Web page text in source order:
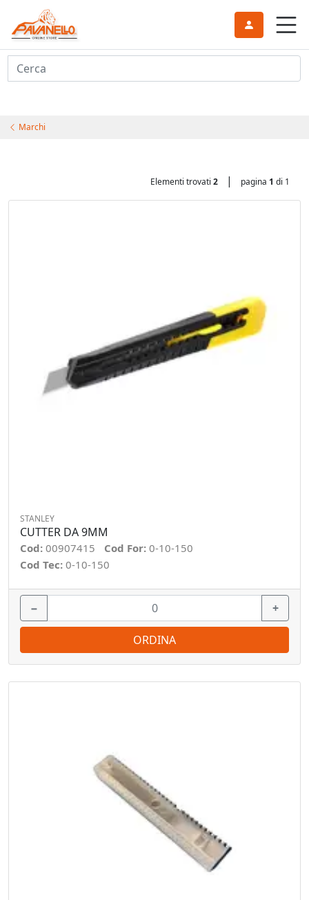
Cerca
Marchi
Elementi trovati 2 | pagina 1 di 1
STANLEY
CUTTER DA 9MM
Cod: 00907415 Cod For: 0-10-150
Cod Tec: 0-10-150
− +
ORDINA